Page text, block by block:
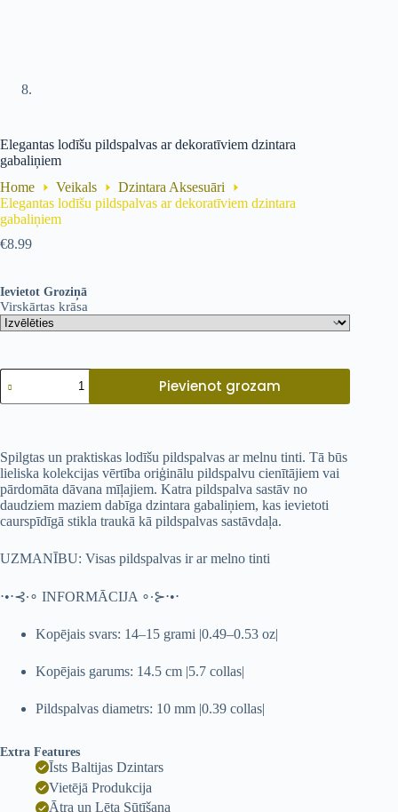
Elegantas lodīšu pildspalvas ar dekoratīviem dzintara
gabaliņiem
Home
Veikals
Dzintara Aksesuāri
Elegantas lodīšu pildspalvas ar dekoratīviem dzintara
gabaliņiem
€8.99
Ievietot Groziņā
Virskārtas krāsa
Pievienot grozam
Spilgtas un praktiskas lodīšu pildspalvas ar melnu tinti. Tā būs
lieliska kolekcijas vērtība oriģinālu pildspalvu cienītājiem vai
pārdomāta dāvana mīļajiem. Katra pildspalva sastāv no
daudziem maziem dabīga dzintara gabaliņiem, kas ievietoti
caurspīdīgā stikla traukā kā pildspalvas sastāvdaļa.
UZMANĪBU: Visas pildspalvas ir ar melno tinti
⋅•⋅⊰∙∘ INFORMĀCIJA ∘∙⊱⋅•⋅
Kopējais svars: 14–15 grami |0.49–0.53 oz|
Kopējais garums: 14.5 cm |5.7 collas|
Pildspalvas diametrs: 10 mm |0.39 collas|
Extra Features
Īsts Baltijas Dzintars
Vietējā Produkcija
Ātra un Lēta Sūtīšana